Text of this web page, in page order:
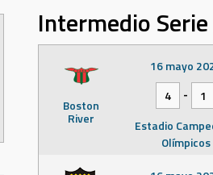
Intermedio
Boston
River
16 mayo
4
-
1
Estadio
Olímpicos